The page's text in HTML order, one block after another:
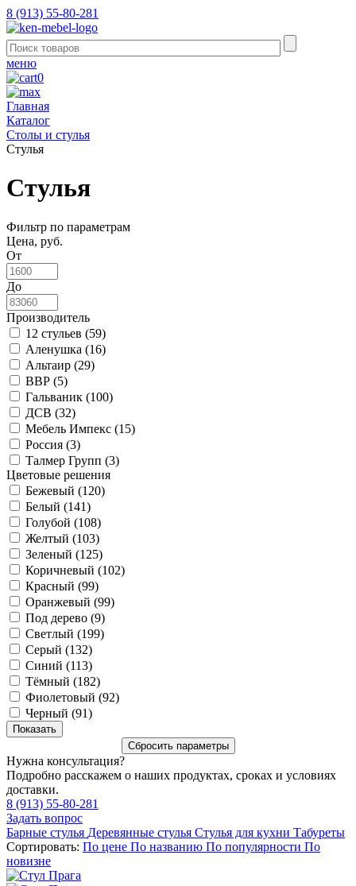
8 (913) 55-80-281
меню
0
Главная
Каталог
Столы и стулья
Стулья
Стулья
Фильтр по параметрам
Цена, руб.
От
До
Производитель
12 стульев (59)
Аленушка (16)
Альтаир (29)
ВВР (5)
Гальваник (100)
ДСВ (32)
Мебель Импекс (15)
Россия (3)
Талмер Групп (3)
Цветовые решения
Бежевый (120)
Белый (141)
Голубой (108)
Желтый (103)
Зеленый (125)
Коричневый (102)
Красный (99)
Оранжевый (99)
Под дерево (9)
Светлый (199)
Серый (132)
Синий (113)
Тёмный (182)
Фиолетовый (92)
Черный (91)
Нужна консультация?
Подробно расскажем о наших продуктах, сроках и условиях
доставки.
8 (913) 55-80-281
Задать вопрос
Барные стулья Деревянные стулья Стулья для кухни Табуреты
Сортировать: По цене По названию По популярности По
новизне